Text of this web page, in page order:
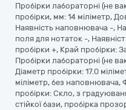
Пробірки лабораторні (не
пробірки, мм: 14 міліметр,
Наявність наповнювача -,
поля для нотаток -,
пробірки +, Край пробірки:
Пробірки лабораторні (не
Діаметр пробірки: 17.0
міліметр, без наповнювача,
пробірки: Скло, з
стійкої бази, пробірка